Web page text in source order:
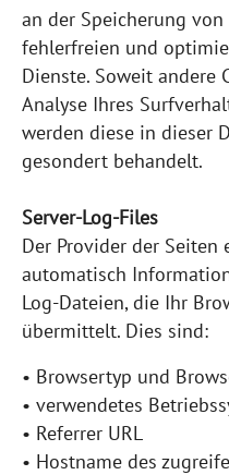
an der Speicherung
fehlerfreien und
Dienste. Soweit andere
Analyse Ihres
werden diese in dieser
gesondert behandelt.
Server-Log-Files
Der Provider der
automatisch
Log-Dateien, die Ihr
übermittelt. Dies sind:
• Browsertyp und
• verwendetes
• Referrer URL
• Hostname des